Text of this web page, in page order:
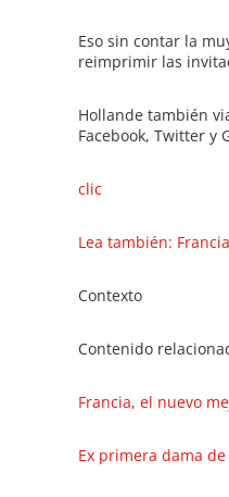
Eso sin contar la
reimprimir las
Hollande también
Facebook, Twitter y
clic
Lea también:
Contexto
Contenido
Francia, el nuevo
Ex primera dama